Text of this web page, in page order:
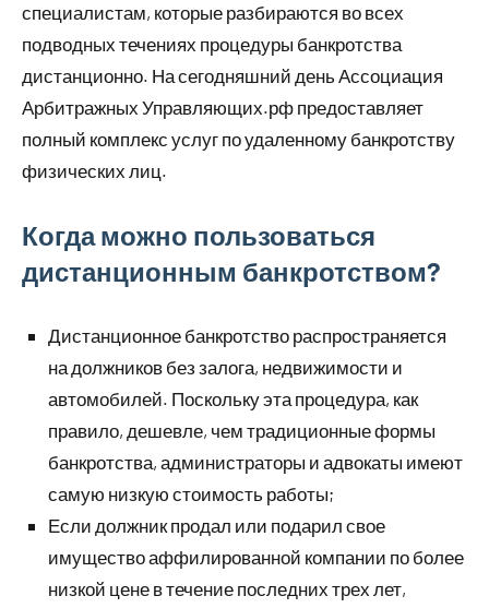
специалистам, которые разбираются во всех
подводных течениях процедуры банкротства
дистанционно. На сегодняшний день Ассоциация
Арбитражных Управляющих.рф предоставляет
полный комплекс услуг по удаленному банкротству
физических лиц.
Когда можно пользоваться
дистанционным банкротством?
Дистанционное банкротство распространяется
на должников без залога, недвижимости и
автомобилей. Поскольку эта процедура, как
правило, дешевле, чем традиционные формы
банкротства, администраторы и адвокаты имеют
самую низкую стоимость работы;
Если должник продал или подарил свое
имущество аффилированной компании по более
низкой цене в течение последних трех лет,